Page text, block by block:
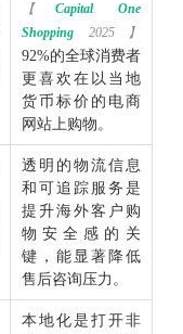
【Capital One
Shopping2025】
92%的全球消费者
更喜欢在以当地
货币标价的电商
网站上购物。
透明的物流信息
和可追踪服务是
提升海外客户购
物安全感的关
键，能显著降低
售后咨询压力。
本地化是打开非